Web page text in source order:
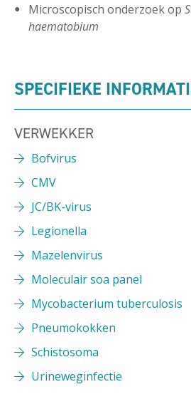
Microscopisch onderzoek op
haematobium
SPECIFIEKE
VERWEKKER
Bofvirus
CMV
JC/BK-virus
Legionella
Mazelenvirus
Moleculair soa panel
Mycobacterium tuberculosis
Pneumokokken
Schistosoma
Urineweginfectie